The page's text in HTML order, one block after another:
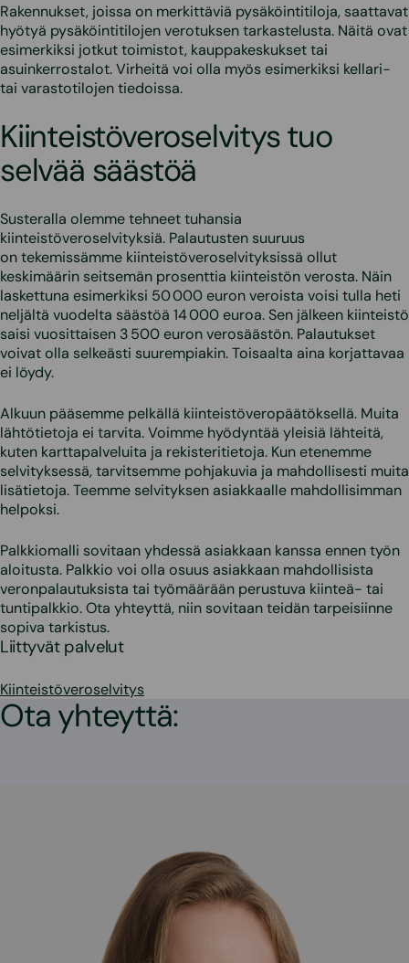
Rakennukset, joissa on merkittäviä pysäköintitiloja, saattavat
hyötyä pysäköintitilojen verotuksen tarkastelusta. Näitä ovat
esimerkiksi jotkut toimistot, kauppakeskukset tai
asuinkerrostalot. Virheitä voi olla myös esimerkiksi kellari-
tai varastotilojen tiedoissa.
Kiinteistöveroselvitys tuo
selvää säästöä
Susteralla olemme tehneet tuhansia
kiinteistöveroselvityksiä. Palautusten suuruus
on tekemissämme kiinteistöveroselvityksissä ollut
keskimäärin seitsemän prosenttia kiinteistön verosta. Näin
laskettuna esimerkiksi 50 000 euron veroista voisi tulla heti
neljältä vuodelta säästöä 14 000 euroa. Sen jälkeen kiinteistö
saisi vuosittaisen 3 500 euron verosäästön. Palautukset
voivat olla selkeästi suurempiakin. Toisaalta aina korjattavaa
ei löydy.
Alkuun pääsemme pelkällä kiinteistöveropäätöksellä. Muita
lähtötietoja ei tarvita. Voimme hyödyntää yleisiä lähteitä,
kuten karttapalveluita ja rekisteritietoja. Kun etenemme
selvityksessä, tarvitsemme pohjakuvia ja mahdollisesti muita
lisätietoja. Teemme selvityksen asiakkaalle mahdollisimman
helpoksi.
Palkkiomalli sovitaan yhdessä asiakkaan kanssa ennen työn
aloitusta. Palkkio voi olla osuus asiakkaan mahdollisista
veronpalautuksista tai työmäärään perustuva kiinteä- tai
tuntipalkkio. Ota yhteyttä, niin sovitaan teidän tarpeisiinne
sopiva tarkistus.
Liittyvät palvelut
Kiinteistöveroselvitys
Ota yhteyttä: